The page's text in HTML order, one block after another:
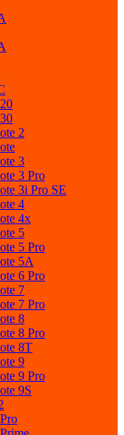
2
3
3 Pro
3i Pro SE
4
4x
5
5 Pro
5A
6 Pro
7
7 Pro
8
8 Pro
8T
9
9 Pro
9S